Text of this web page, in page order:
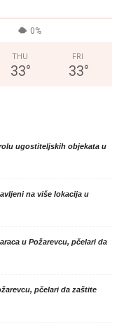
0%
THU
33°
FRI
33°
ugostiteljskih objekata u
na više lokacija u
u Požarevcu, pčelari da
pčelari da zaštite